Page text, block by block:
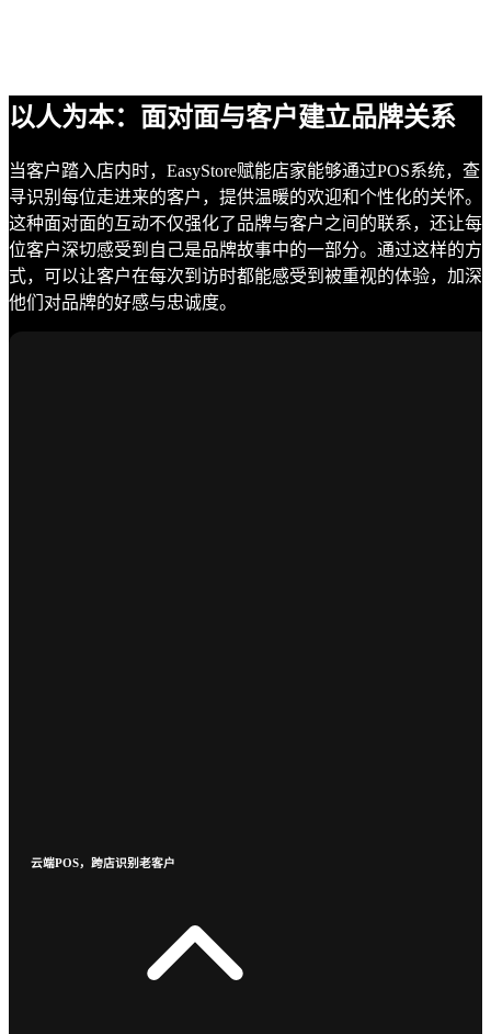
以人为本：面对面与客户建立品牌关系
当客户踏入店内时，EasyStore赋能店家能够通过POS系统，查
寻识别每位走进来的客户，提供温暖的欢迎和个性化的关怀。
这种面对面的互动不仅强化了品牌与客户之间的联系，还让每
位客户深切感受到自己是品牌故事中的一部分。通过这样的方
式，可以让客户在每次到访时都能感受到被重视的体验，加深
他们对品牌的好感与忠诚度。
云端POS，跨店识别老客户